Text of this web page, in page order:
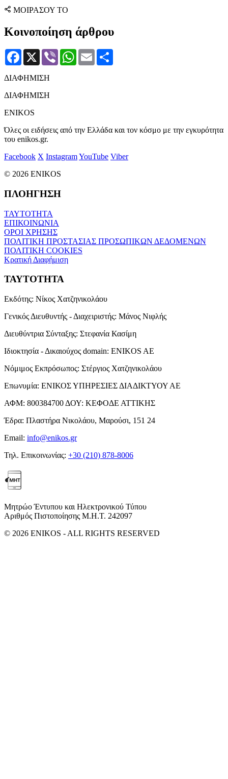
ΜΟΙΡΑΣΟΥ ΤΟ
Κοινοποίηση άρθρου
Facebook
X Viber WhatsApp
Email
ΔΙΑΦΗΜΙΣΗ
ΔΙΑΦΗΜΙΣΗ
ENIKOS
Όλες οι ειδήσεις από την Ελλάδα και τον κόσμο με την εγκυρότητα
του enikos.gr.
Facebook X InstagramYouTube Viber
© 2026 ENIKOS
ΠΛΟΗΓΗΣΗ
ΤΑΥΤΟΤΗΤΑ
ΕΠΙΚΟΙΝΩΝΙΑ
ΟΡΟΙ ΧΡΗΣΗΣ
ΠΟΛΙΤΙΚΗ ΠΡΟΣΤΑΣΙΑΣ ΠΡΟΣΩΠΙΚΩΝ ΔΕΔΟΜΕΝΩΝ
ΠΟΛΙΤΙΚΗ COOKIES
Κρατική Διαφήμιση
ΤΑΥΤΟΤΗΤΑ
Εκδότης: Νίκος Χατζηνικολάου
Γενικός Διευθυντής - Διαχειριστής: Μάνος Νιφλής
Διευθύντρια Σύνταξης: Στεφανία Κασίμη
Ιδιοκτησία - Δικαιούχος domain: ENIKOS AE
Νόμιμος Εκπρόσωπος: Στέργιος Χατζηνικολάου
Επωνυμία: ΕΝΙΚΟΣ ΥΠΗΡΕΣΙΕΣ ΔΙΑΔΙΚΤΥΟΥ ΑΕ
ΑΦΜ: 800384700 ΔΟΥ: ΚΕΦΟΔΕ ΑΤΤΙΚΗΣ
Έδρα: Πλαστήρα Νικολάου, Μαρούσι, 151 24
Email: info@enikos.gr
Τηλ. Επικοινωνίας: +30 (210) 878-8006
Μητρώο Έντυπου και Ηλεκτρονικού Τύπου
Αριθμός Πιστοποίησης Μ.Η.Τ. 242097
© 2026 ENIKOS - ALL RIGHTS RESERVED